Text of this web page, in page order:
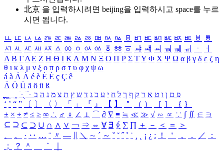
北京 을 입력하시려면 beijing을 입력하시고 space를 누르
시면 됩니다.
ㅥ ㅦ ㅧ ㅨ ㅩ ㅪ ㅫ ㅬ ㅭ ㅮ ㅯ ㅰ ㅱ ㅲ ㅳ ㅴ ㅵ ㅶ ㅷ ㅸ
ㅹ
ㅺ ㅻ ㅼ ㅽ ㅾ ㅿ ㆀ ㆁ ㆂ ㆃ ㆄ ㆅ ㆆ ㆇ ㆈ ㆉ ㆊ ㆋ ㆌ ㆍ
ㆎ
Α Β ΓΔ Ε Ζ Η Θ Ι ΚΛ Μ Ν Ξ Ο Π Ρ Σ ΤΥ Φ Χ Ψ Ω α β γ δ ε ζ η
θ ι κ λ μ ν ξ ο π ρ σ τ υ φ χ ψ ω
á à Á À é è É È ç Ç ê
Ä Ö Ü ä ö ü ß
ִֶֹ ֻּ ׁׂ פ ם ן ו ט א ר ק ף ך ל ח י ע כ ג ד ש ץ ת צ מ נ ה ב
‘ ’ “ ” 〔 〕 〈 〉 「 」 『 』 【 】 ＂ （ ） ［ ］ ｛ ｝
± × ÷ ≠ ≤ ≥ ∞ ∴ ♂ ♀ ∠ ⊥ ⌒ ∂ ∇ ≡ ≒ ≪ ≫ √ ∽ ∝ ∵ ∫ ∬ ∈ ∋
⊆ ⊇ ⊂ ⊃ ∪ ∩ ∧ ∨ ￢ ⇒ ⇔ ∀ ∃ ∮ ∑ ∏ ＋ － ＜ ＝
＞
、
。 · ‥ … ¨ 〃 ― ＼ ∼ ´ ～ ˇ ˘ ˝ ˚ ˙ ¸ ¡ ¿ ː ！ ＇ ， ． ／
：
；
？ ＾ ｀